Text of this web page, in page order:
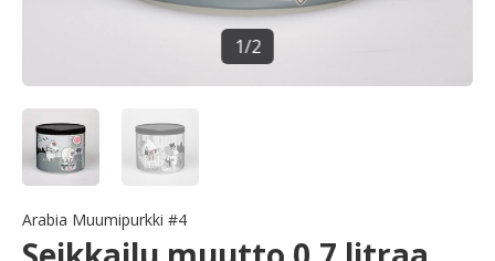
1/2
Arabia Muumipurkki #4